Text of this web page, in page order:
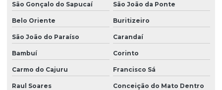
São Gonçalo do Sapucaí São João da Ponte
Belo Oriente Buritizeiro
São João do Paraíso Carandaí
Bambuí Corinto
Carmo do Cajuru Francisco Sá
Raul Soares Conceição do Mato Dentro